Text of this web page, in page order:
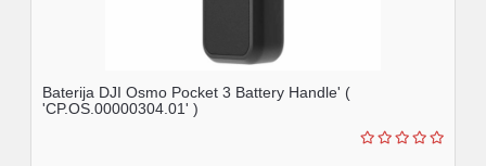
Baterija DJI Osmo Pocket 3 Battery Handle' (
'CP.OS.00000304.01' )